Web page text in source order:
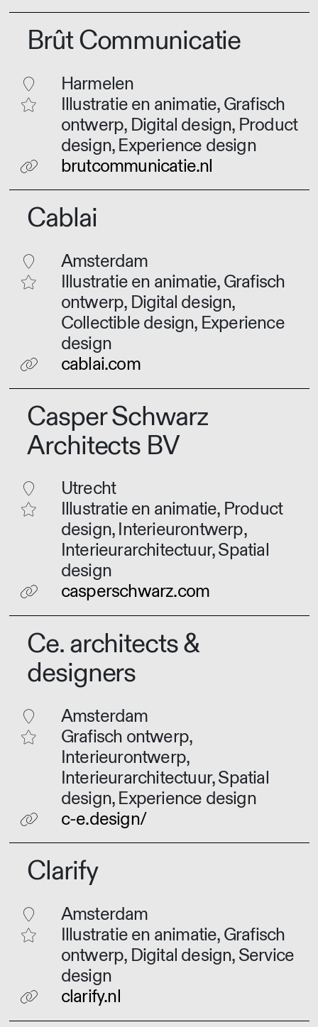
Brût Communicatie
Harmelen
Illustratie en animatie, Grafisch
ontwerp, Digital design, Product
design, Experience design
brutcommunicatie.nl
Cablai
Amsterdam
Illustratie en animatie, Grafisch
ontwerp, Digital design,
Collectible design, Experience
design
cablai.com
Casper Schwarz
Architects BV
Utrecht
Illustratie en animatie, Product
design, Interieurontwerp,
Interieurarchitectuur, Spatial
design
casperschwarz.com
Ce. architects &
designers
Amsterdam
Grafisch ontwerp,
Interieurontwerp,
Interieurarchitectuur, Spatial
design, Experience design
c-e.design/
Clarify
Amsterdam
Illustratie en animatie, Grafisch
ontwerp, Digital design, Service
design
clarify.nl